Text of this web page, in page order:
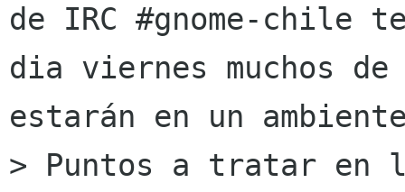
de IRC #gnome-chile
dia viernes muchos
estarán en un
> Puntos a tratar en